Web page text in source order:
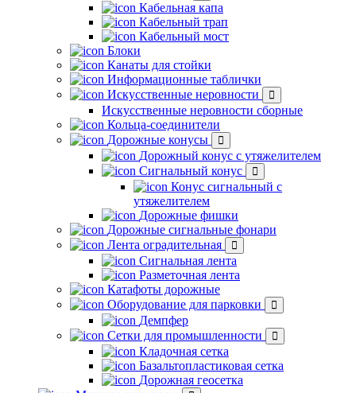
Кабельная капа
Кабельный трап
Кабельный мост
Блоки
Канаты для стойки
Информационные таблички
Искусственные неровности
Искусственные неровности сборные
Кольца-соединители
Дорожные конусы
Дорожный конус с утяжелителем
Сигнальный конус
Конус сигнальный с
утяжелителем
Дорожные фишки
Дорожные сигнальные фонари
Лента оградительная
Сигнальная лента
Разметочная лента
Катафоты дорожные
Оборудование для парковки
Демпфер
Сетки для промышленности
Кладочная сетка
Базальтопластиковая сетка
Дорожная геосетка